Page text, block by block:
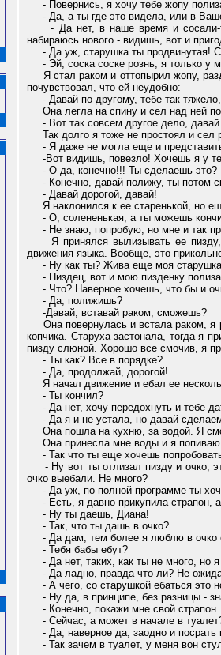
- Повернись, я хочу тебе жопу
- Да, а ты где это видела, или в
- Да нет, в наше время и сосали-то
набираюсь нового - видишь, вот и
- Да уж, старушка ты продвинутая!
- Эй, соска соске рознь, я только у
Я стал раком и оттопырил жопу,
почувствовал, что ей неудобно:
- Давай по другому, тебе так
Она легла на спину и сел над ней
- Вот так совсем другое дело, давай
Так долго я тоже не простоял и сел
- Я даже не могла еще и
-Вот видишь, повезло! Хочешь я у
- О да, конечно!!! Ты сделаешь это?
- Конечно, давай полижу, ты потом
- Давай дорогой, давай!
Я наклонился к ее старенькой, но
- О, солененькая, а ты можешь
- Не знаю, попробую, но мне и так
Я принялся вылизывать ее пизду,
движения языка. Вообще, это
- Ну как ты? Жива еще моя
- Пиздец, вот и мою пизденку
- Что? Наверное хочешь, что бы и
- Да, полижишь?
-Давай, вставай раком, сможешь?
Она повернулась и встала раком, я
копчика. Старуха застонала, тогда я
пизду слюной. Хорошо все смочив, я
- Ты как? Все в порядке?
- Да, продолжай, дорогой!
Я начал движение и ебал ее
- Ты кончил?
- Да нет, хочу передохнуть и тебе
- Да я и не устала, но давай сделаем
Она пошла на кухню, за водой. Я
Она принесла мне воды и я попиваю
- Так что ты еще хочешь
- Ну вот ты отлизал пизду и очко,
очко выебали. Не много?
- Да уж, по полной программе ты
- Есть, я давно прикупила страпон,
- Ну ты даешь, Диана!
- Так, что ты дашь в очко?
- Да дам, тем более я люблю в очко
- Тебя бабы ебут?
- Да нет, таких, как ты не много, но
- Да ладно, правда что-ли? Не
- А чего, со старушкой ебаться это
- Ну да, в принципе, без разницы -
- Конечно, покажи мне свой страпон.
- Сейчас, а может в начале в
- Да, наверное да, заодно и посрать
- Так зачем в туалет, у меня вон